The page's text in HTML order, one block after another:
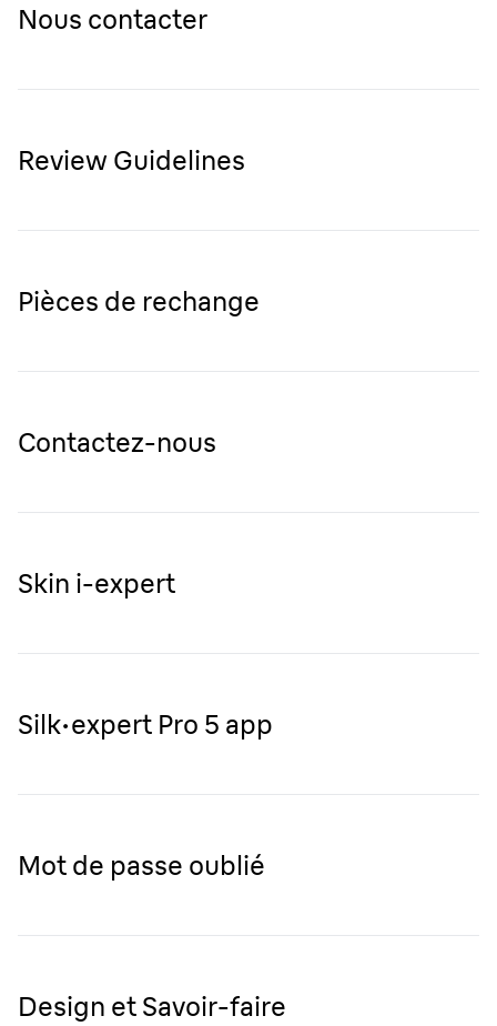
Nous contacter
Review Guidelines
Pièces de rechange
Contactez-nous
Skin i-expert
Silk·expert Pro 5 app
Mot de passe oublié
Design et Savoir-faire